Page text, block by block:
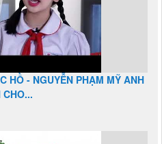
HỒ - NGUYỄN PHẠM MỸ ANH